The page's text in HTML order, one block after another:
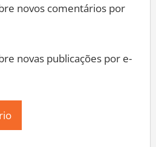
novos comentários por
novas publicações por e-